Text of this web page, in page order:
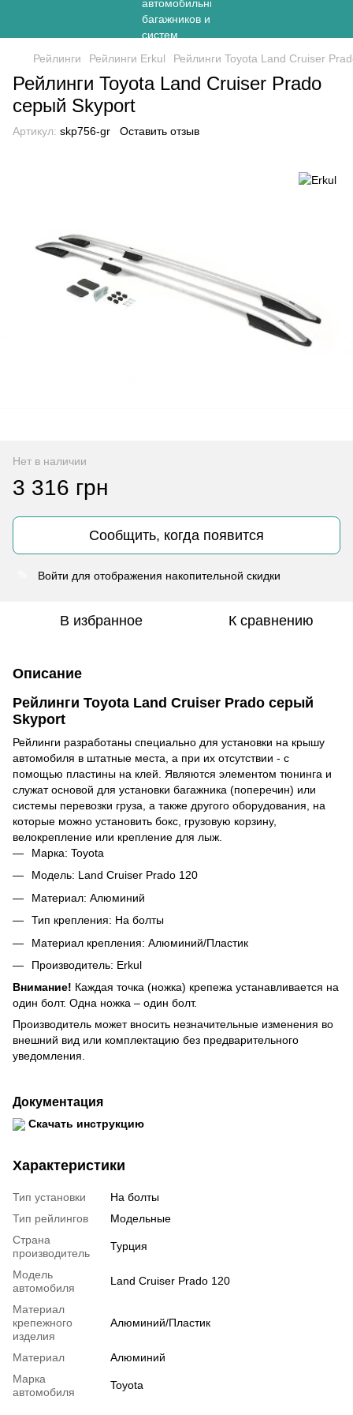
Рейлинги Рейлинги Erkul Рейлинги Toyota Land Cruiser
Рейлинги Toyota Land Cruiser Prado
серый Skyport
Артикул: skp756-gr Оставить отзыв
Нет в наличии
3 316 грн
Сообщить, когда появится
Войти для отображения накопительной скидки
В избранное К сравнению
Описание
Рейлинги Toyota Land Cruiser Prado серый
Skyport
Рейлинги разработаны специально для установки на крышу
автомобиля в штатные места, а при их отсутствии - с
помощью пластины на клей. Являются элементом тюнинга и
служат основой для установки багажника (поперечин) или
системы перевозки груза, а также другого оборудования, на
которые можно установить бокс, грузовую корзину,
велокрепление или крепление для лыж.
Марка: Toyota
Модель: Land Cruiser Prado 120
Материал: Алюминий
Тип крепления: На болты
Материал крепления: Алюминий/Пластик
Производитель: Erkul
Внимание! Каждая точка (ножка) крепежа устанавливается на
один болт. Одна ножка – один болт.
Производитель может вносить незначительные изменения во
внешний вид или комплектацию без предварительного
уведомления.
Документация
Скачать инструкцию
Характеристики
Тип установки
На болты
Тип рейлингов
Модельные
Страна
производитель
Турция
Модель
автомобиля
Land Cruiser Prado 120
Материал
крепежного
изделия
Алюминий/Пластик
Материал
Алюминий
Марка
автомобиля
Toyota